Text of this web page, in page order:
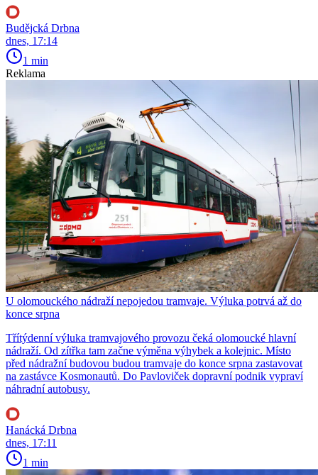
Budějcká Drbna
dnes, 17:14
1 min
Reklama
U olomouckého nádraží nepojedou tramvaje. Výluka potrvá až do
konce srpna
Třítýdenní výluka tramvajového provozu čeká olomoucké hlavní
nádraží. Od zítřka tam začne výměna výhybek a kolejnic. Místo
před nádražní budovou budou tramvaje do konce srpna zastavovat
na zastávce Kosmonautů. Do Pavloviček dopravní podnik vypraví
náhradní autobusy.
Hanácká Drbna
dnes, 17:11
1 min